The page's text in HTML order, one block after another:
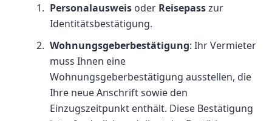
Personalausweis oder Reisepasszur
Identitätsbestätigung.
Wohnungsgeberbestätigung: Ihr Vermieter
muss Ihnen eine
Wohnungsgeberbestätigung ausstellen, die
Ihre neue Anschrift sowie den
Einzugszeitpunkt enthält. Diese Bestätigung